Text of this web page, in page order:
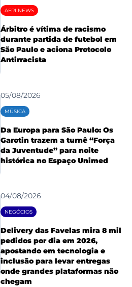
AFRI NEWS
Árbitro é vítima de racismo
durante partida de futebol em
São Paulo e aciona Protocolo
Antirracista
05/08/2026
MÚSICA
Da Europa para São Paulo: Os
Garotin trazem a turnê “Força
da Juventude” para noite
histórica no Espaço Unimed
04/08/2026
NEGÓCIOS
Delivery das Favelas mira 8 mil
pedidos por dia em 2026,
apostando em tecnologia e
inclusão para levar entregas
onde grandes plataformas não
chegam